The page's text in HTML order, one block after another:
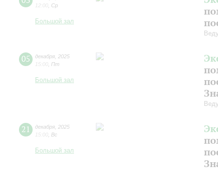
12:00 Ср
Большой зал
05 декабря 2025
15:00 Пт
Большой зал
21 декабря 2025
15:00 Вс
Большой зал